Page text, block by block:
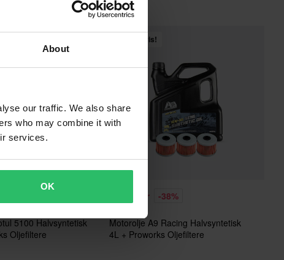
About
our traffic. We also share
who may combine it with
services.
OK
5100 Halvsyntetisk
Oljefiltere
Superpris!
369 kr -38%
Motorolje A9 Racing Halvsyntetisk
4L + Proworks Oljefiltere